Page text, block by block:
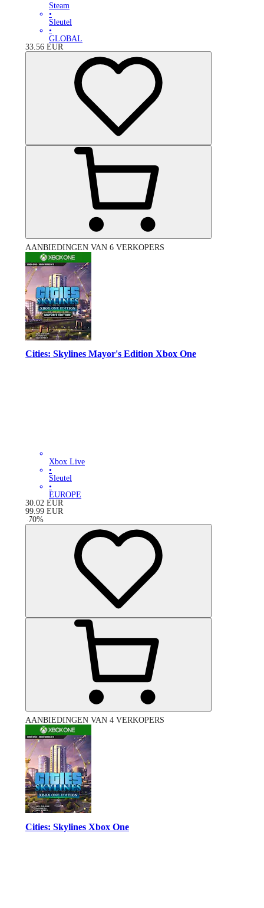
Steam
•
Sleutel
•
GLOBAL
33.56 EUR
AANBIEDINGEN VAN 6 VERKOPERS
Cities: Skylines Mayor's Edition Xbox One
Xbox Live
•
Sleutel
•
EUROPE
30.02 EUR
99.99 EUR
-70%
AANBIEDINGEN VAN 4 VERKOPERS
Cities: Skylines Xbox One